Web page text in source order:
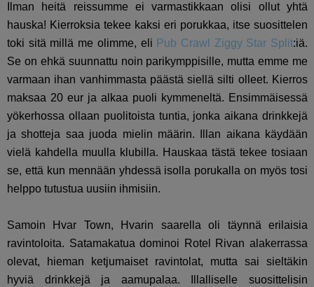
Ilman heitä reissumme ei varmastikkaan olisi ollut yhtä
hauska! Kierroksia tekee kaksi eri porukkaa, itse suosittelen
toki sitä millä me olimme, eli Pub Crawl Ziggy Star Split:iä.
Se on ehkä suunnattu noin parikymppisille, mutta emme me
varmaan ihan vanhimmasta päästä siellä silti olleet. Kierros
maksaa 20 eur ja alkaa puoli kymmeneltä. Ensimmäisessä
yökerhossa ollaan puolitoista tuntia, jonka aikana drinkkejä
ja shotteja saa juoda mielin määrin. Illan aikana käydään
vielä kahdella muulla klubilla. Hauskaa tästä tekee tosiaan
se, että kun mennään yhdessä isolla porukalla on myös tosi
helppo tutustua uusiin ihmisiin.
Samoin Hvar Town, Hvarin saarella oli täynnä erilaisia
ravintoloita. Satamakatua dominoi Rotel Rivan alakerrassa
olevat, hieman ketjumaiset ravintolat, mutta sai sieltäkin
hyviä drinkkejä ja aamupalaa. Illalliselle suosittelisin